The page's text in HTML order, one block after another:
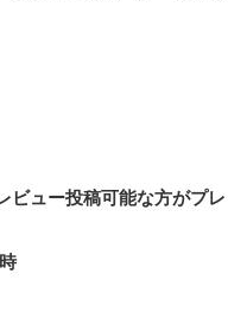
ビュー投稿可能な方がプレ